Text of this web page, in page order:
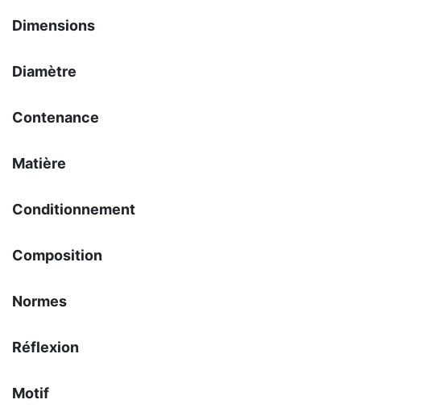
Dimensions
Diamètre
Contenance
Matière
Conditionnement
Composition
Normes
Réflexion
Motif